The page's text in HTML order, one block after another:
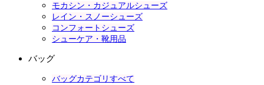
モカシン・カジュアルシューズ
レイン・スノーシューズ
コンフォートシューズ
シューケア・靴用品
バッグ
バッグカテゴリすべて